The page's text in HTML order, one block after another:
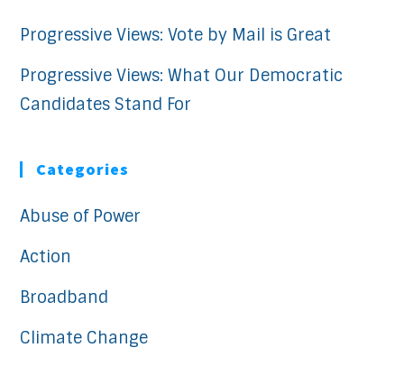
Progressive Views: Vote by Mail is Great
Progressive Views: What Our Democratic
Candidates Stand For
Categories
Abuse of Power
Action
Broadband
Climate Change